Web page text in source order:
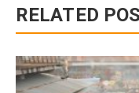
RELATED